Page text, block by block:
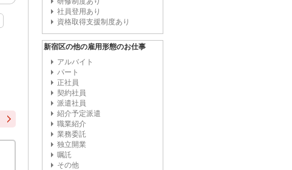
社員登用あり
資格取得支援制度あり
新宿区の他の雇用形態のお仕事
アルバイト
パート
正社員
契約社員
派遣社員
紹介予定派遣
職業紹介
業務委託
独立開業
嘱託
その他